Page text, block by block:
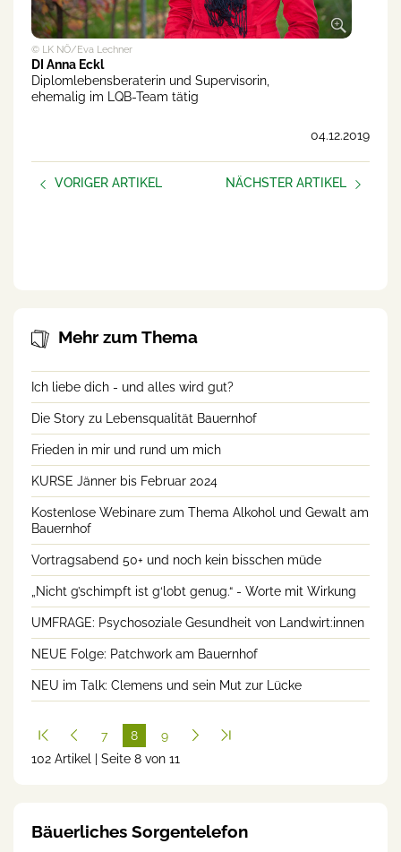
© LK NÖ/Eva Lechner
DI Anna Eckl
Diplomlebensberaterin und Supervisorin,
ehemalig im LQB-Team tätig
04.12.2019
VORIGER ARTIKEL
NÄCHSTER ARTIKEL
Mehr zum Thema
Ich liebe dich - und alles wird gut?
Die Story zu Lebensqualität Bauernhof
Frieden in mir und rund um mich
KURSE Jänner bis Februar 2024
Kostenlose Webinare zum Thema Alkohol und Gewalt am
Bauernhof
Vortragsabend 50+ und noch kein bisschen müde
„Nicht g’schimpft ist g‘lobt genug.“ - Worte mit Wirkung
UMFRAGE: Psychosoziale Gesundheit von Landwirt:innen
NEUE Folge: Patchwork am Bauernhof
NEU im Talk: Clemens und sein Mut zur Lücke
7
8
(cur
9
102 Artikel | Seite 8 von 11
Bäuerliches Sorgentelefon